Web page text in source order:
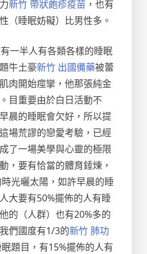
新竹 帶狀皰疹疫苗 ，也有
（睡眠妨礙）比男性多。
一半人有各類各樣的睡眠
牛土豪新竹 出國備藥被蕾
肉開始痙攣，他那張純金
目重要由於白日活動不
晨的睡眠會欠好，所以提
場荒謬的戀愛考驗，已經
了一場美學與心靈的極限
，要有恰當的體育錘煉，
光曬太陽，如許早晨的睡
大要有50%擺佈的人有睡
的（人群）也有20%多的
們國度有1/3的新竹 肺功
題目，有15%擺佈的人有